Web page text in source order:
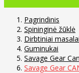
Pagrindinis
Spininginė žūklė
Dirbtiniai masalai
Guminukai
Savage Gear
Savage Gear